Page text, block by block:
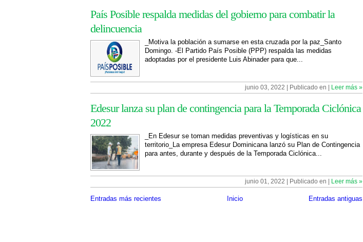
País Posible respalda medidas del gobierno para combatir la
delincuencia
_Motiva la población a sumarse en esta cruzada por la paz_Santo
Domingo. -El Partido País Posible (PPP) respalda las medidas
adoptadas por el presidente Luis Abinader para que...
junio 03, 2022 | Publicado en | Leer más »
Edesur lanza su plan de contingencia para la Temporada Ciclónica
2022
_En Edesur se toman medidas preventivas y logísticas en su
territorio_La empresa Edesur Dominicana lanzó su Plan de Contingencia
para antes, durante y después de la Temporada Ciclónica...
junio 01, 2022 | Publicado en | Leer más »
Entradas más recientes Entradas antiguas
Inicio